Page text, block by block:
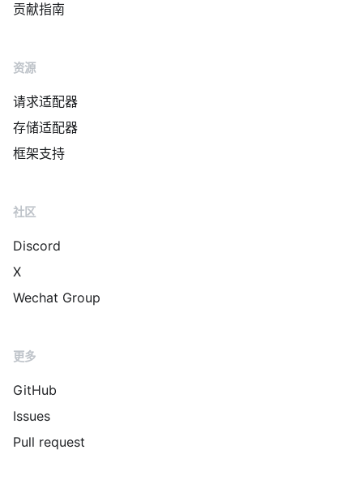
贡献指南
资源
请求适配器
存储适配器
框架支持
社区
Discord
X
Wechat Group
更多
GitHub
Issues
Pull request